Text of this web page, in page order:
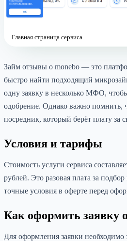
Главная страница сервиса
Займ отзывы о monebo — это
быстро найти подходящий
одну заявку в несколько МФО,
одобрение. Однако важно
посредник, который берёт плату за
Условия и тарифы
Стоимость услуги сервиса
рублей. Это разовая плата за
точные условия в оферте перед
Как оформить заявку
Для оформления заявки необходимо